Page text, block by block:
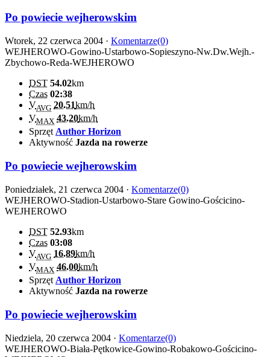
Po powiecie wejherowskim
Wtorek, 22 czerwca 2004 · Komentarze(0)
WEJHEROWO-Gowino-Ustarbowo-Sopieszyno-Nw.Dw.Wejh.-
Zbychowo-Reda-WEJHEROWO
DST 54.02km
Czas 02:38
VAVG 20.51km/h
VMAX 43.20km/h
Sprzęt Author Horizon
Aktywność Jazda na rowerze
Po powiecie wejherowskim
Poniedziałek, 21 czerwca 2004 · Komentarze(0)
WEJHEROWO-Stadion-Ustarbowo-Stare Gowino-Gościcino-
WEJHEROWO
DST 52.93km
Czas 03:08
VAVG 16.89km/h
VMAX 46.00km/h
Sprzęt Author Horizon
Aktywność Jazda na rowerze
Po powiecie wejherowskim
Niedziela, 20 czerwca 2004 · Komentarze(0)
WEJHEROWO-Biała-Pętkowice-Gowino-Robakowo-Gościcino-